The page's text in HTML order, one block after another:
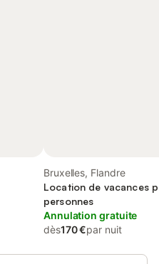
Bruxelles, Flandre
Location de vacances
personnes
Annulation gratuite
dès170 €par nuit